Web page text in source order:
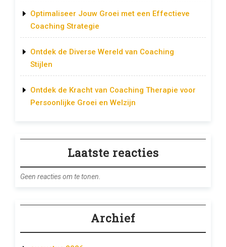
Optimaliseer Jouw Groei met een Effectieve
Coaching Strategie
Ontdek de Diverse Wereld van Coaching
Stijlen
Ontdek de Kracht van Coaching Therapie voor
Persoonlijke Groei en Welzijn
Laatste reacties
Geen reacties om te tonen.
Archief